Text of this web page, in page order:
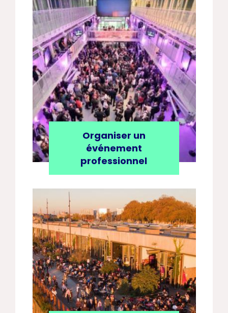
Organiser un
événement
professionnel